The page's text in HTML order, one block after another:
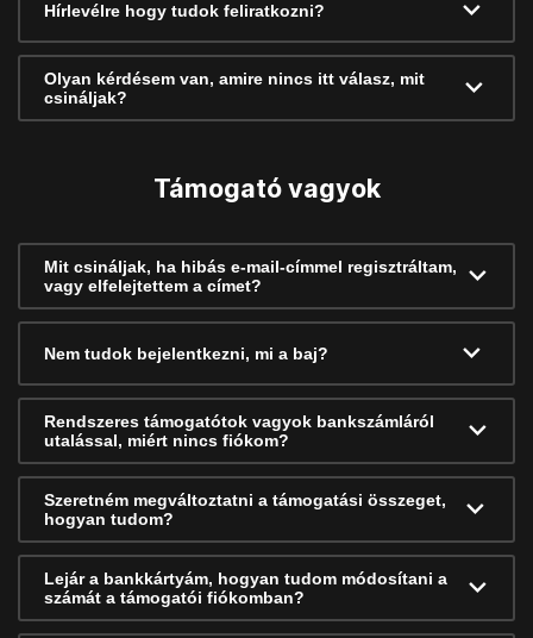
Hírlevélre hogy tudok feliratkozni?
Olyan kérdésem van, amire nincs itt válasz, mit
csináljak?
Támogató vagyok
Mit csináljak, ha hibás e-mail-címmel regisztráltam,
vagy elfelejtettem a címet?
Nem tudok bejelentkezni, mi a baj?
Rendszeres támogatótok vagyok bankszámláról
utalással, miért nincs fiókom?
Szeretném megváltoztatni a támogatási összeget,
hogyan tudom?
Lejár a bankkártyám, hogyan tudom módosítani a
számát a támogatói fiókomban?